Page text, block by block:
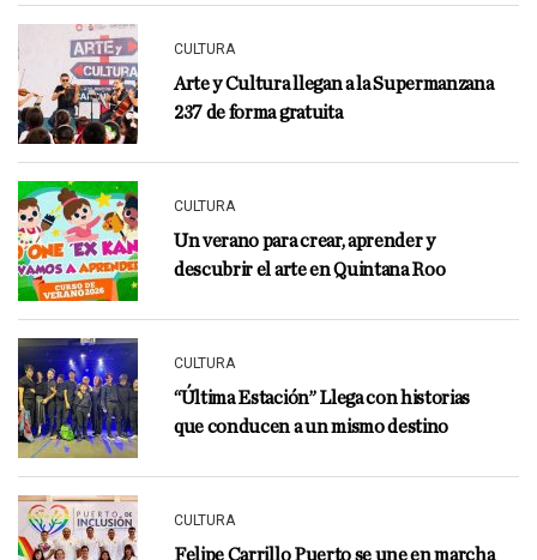
CULTURA
Arte y Cultura llegan a la Supermanzana
237 de forma gratuita
CULTURA
Un verano para crear, aprender y
descubrir el arte en Quintana Roo
CULTURA
“Última Estación” Llega con historias
que conducen a un mismo destino
CULTURA
Felipe Carrillo Puerto se une en marcha